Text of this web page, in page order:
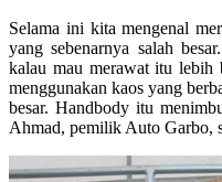
Selama ini kita mengenal
yang sebenarnya salah
kalau mau merawat itu lebih
menggunakan kaos yang
besar. Handbody itu
Ahmad, pemilik Auto Garbo,